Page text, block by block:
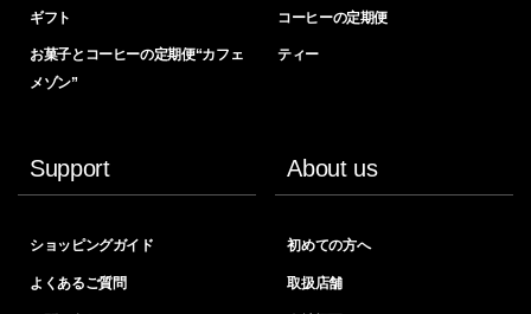
ギフト コーヒーの定期便
お菓子とコーヒーの定期便“カフェ
メゾン”
ティー
Support
ショッピングガイド
よくあるご質問
About us
初めての方へ
取扱店舗